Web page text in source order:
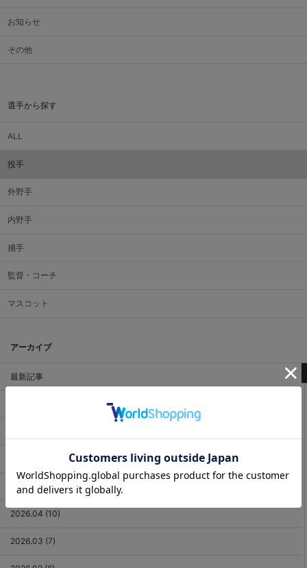
お知らせ
その他
選手から探す
ALL
投手
外野手
内野手
捕手
監督・コーチ
マスコット
アーカイブ
最新記事
2026.05 (11)
2026.04 (10)
2026.03 (7)